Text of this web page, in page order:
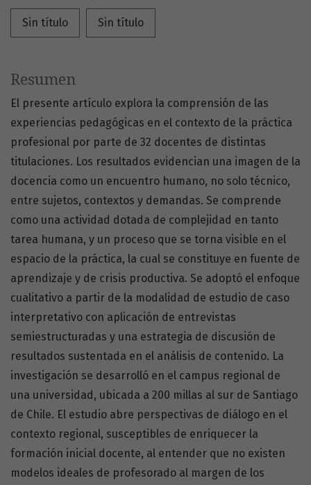
Sin título Sin título
Resumen
El presente artículo explora la comprensión de las
experiencias pedagógicas en el contexto de la práctica
profesional por parte de 32 docentes de distintas
titulaciones. Los resultados evidencian una imagen de la
docencia como un encuentro humano, no solo técnico,
entre sujetos, contextos y demandas. Se comprende
como una actividad dotada de complejidad en tanto
tarea humana, y un proceso que se torna visible en el
espacio de la práctica, la cual se constituye en fuente de
aprendizaje y de crisis productiva. Se adoptó el enfoque
cualitativo a partir de la modalidad de estudio de caso
interpretativo con aplicación de entrevistas
semiestructuradas y una estrategia de discusión de
resultados sustentada en el análisis de contenido. La
investigación se desarrolló en el campus regional de
una universidad, ubicada a 200 millas al sur de Santiago
de Chile. El estudio abre perspectivas de diálogo en el
contexto regional, susceptibles de enriquecer la
formación inicial docente, al entender que no existen
modelos ideales de profesorado al margen de los